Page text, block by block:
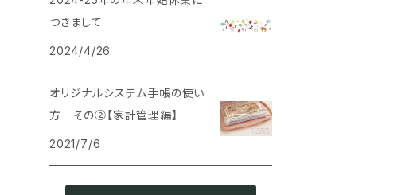
つきまして
2024/4/26
オリジナルシステム手帳の使い
方 その②【家計管理編】
2021/7/6